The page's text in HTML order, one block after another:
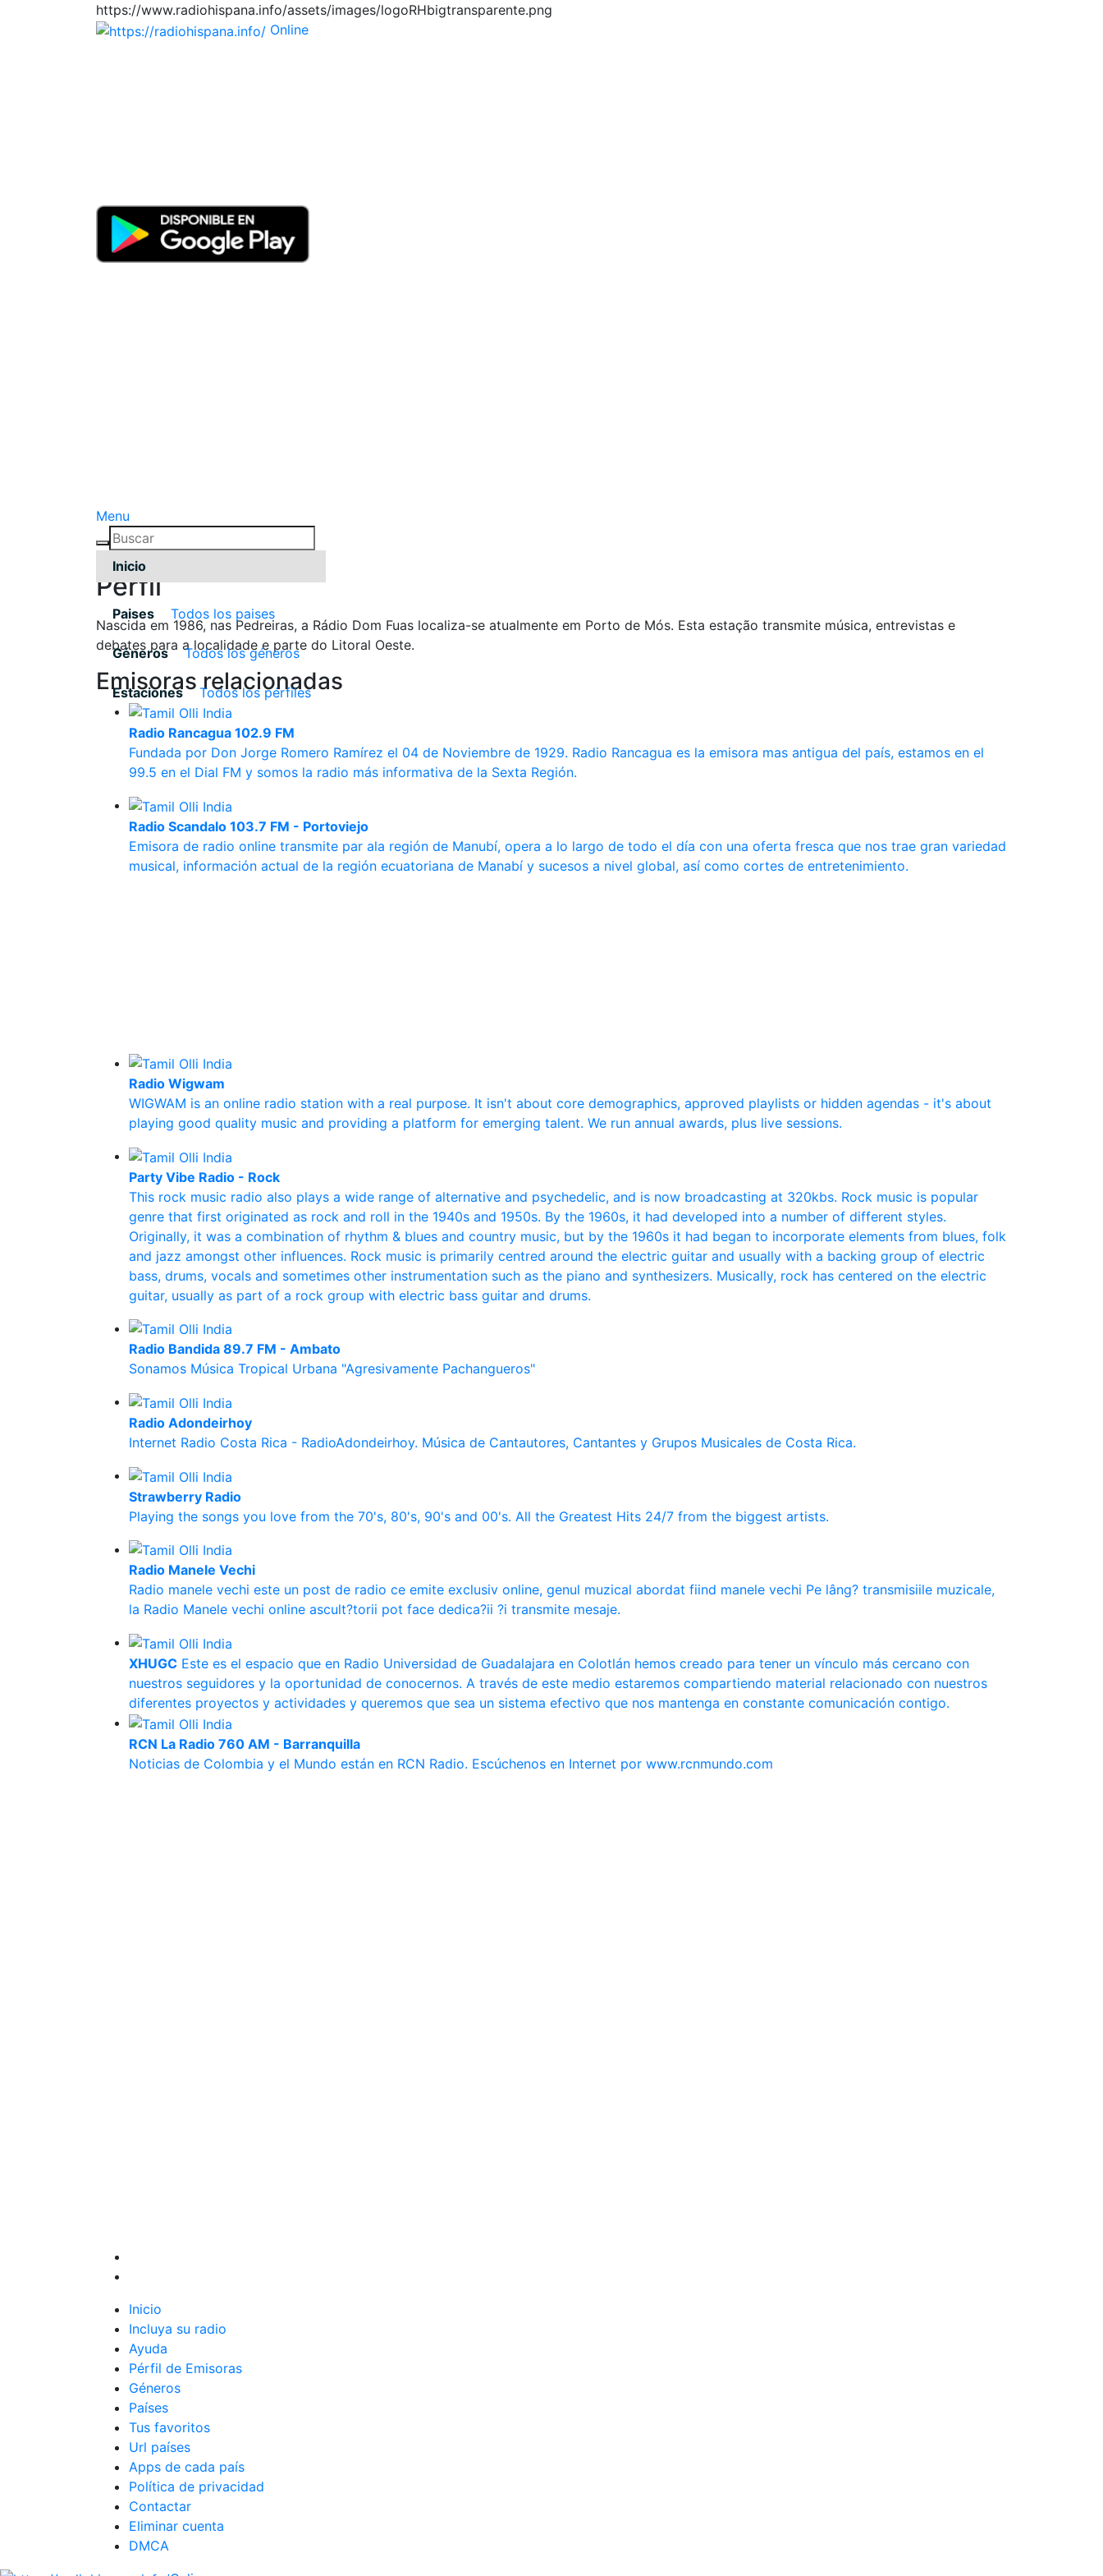
https://www.radiohispana.info/assets/images/logoRHbigtransparente.png
Online
Menu
Inicio
Paises Todos los paises
Géneros Todos los géneros
Estaciones Todos los pérfiles
Pérfil
Nascida em 1986, nas Pedreiras, a Rádio Dom Fuas localiza-se atualmente em Porto de Mós. Esta estação transmite música, entrevistas e
debates para a localidade e parte do Litoral Oeste.
Emisoras relacionadas
Radio Rancagua 102.9 FM
Fundada por Don Jorge Romero Ramírez el 04 de Noviembre de 1929. Radio Rancagua es la emisora mas antigua del país, estamos en el
99.5 en el Dial FM y somos la radio más informativa de la Sexta Región.
Radio Scandalo 103.7 FM - Portoviejo
Emisora de radio online transmite par ala región de Manubí, opera a lo largo de todo el día con una oferta fresca que nos trae gran variedad
musical, información actual de la región ecuatoriana de Manabí y sucesos a nivel global, así como cortes de entretenimiento.
Radio Wigwam
WIGWAM is an online radio station with a real purpose. It isn't about core demographics, approved playlists or hidden agendas - it's about
playing good quality music and providing a platform for emerging talent. We run annual awards, plus live sessions.
Party Vibe Radio - Rock
This rock music radio also plays a wide range of alternative and psychedelic, and is now broadcasting at 320kbs. Rock music is popular
genre that first originated as rock and roll in the 1940s and 1950s. By the 1960s, it had developed into a number of different styles.
Originally, it was a combination of rhythm & blues and country music, but by the 1960s it had began to incorporate elements from blues, folk
and jazz amongst other influences. Rock music is primarily centred around the electric guitar and usually with a backing group of electric
bass, drums, vocals and sometimes other instrumentation such as the piano and synthesizers. Musically, rock has centered on the electric
guitar, usually as part of a rock group with electric bass guitar and drums.
Radio Bandida 89.7 FM - Ambato
Sonamos Música Tropical Urbana "Agresivamente Pachangueros"
Radio Adondeirhoy
Internet Radio Costa Rica - RadioAdondeirhoy. Música de Cantautores, Cantantes y Grupos Musicales de Costa Rica.
Strawberry Radio
Playing the songs you love from the 70's, 80's, 90's and 00's. All the Greatest Hits 24/7 from the biggest artists.
Radio Manele Vechi
Radio manele vechi este un post de radio ce emite exclusiv online, genul muzical abordat fiind manele vechi Pe lâng? transmisiile muzicale,
la Radio Manele vechi online ascult?torii pot face dedica?ii ?i transmite mesaje.
XHUGC Este es el espacio que en Radio Universidad de Guadalajara en Colotlán hemos creado para tener un vínculo más cercano con
nuestros seguidores y la oportunidad de conocernos. A través de este medio estaremos compartiendo material relacionado con nuestros
diferentes proyectos y actividades y queremos que sea un sistema efectivo que nos mantenga en constante comunicación contigo.
RCN La Radio 760 AM - Barranquilla
Noticias de Colombia y el Mundo están en RCN Radio. Escúchenos en Internet por www.rcnmundo.com
Inicio
Incluya su radio
Ayuda
Pérfil de Emisoras
Géneros
Países
Tus favoritos
Url países
Apps de cada país
Política de privacidad
Contactar
Eliminar cuenta
DMCA